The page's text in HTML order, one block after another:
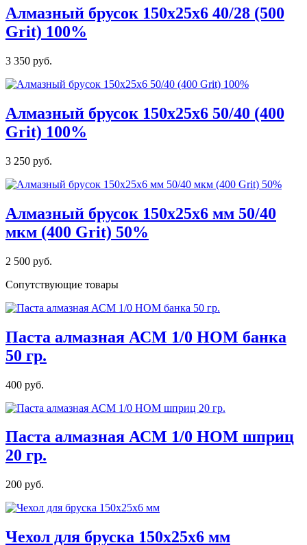
Алмазный брусок 150х25х6 40/28 (500
Grit) 100%
3 350 руб.
Алмазный брусок 150х25х6 50/40 (400
Grit) 100%
3 250 руб.
Алмазный брусок 150х25х6 мм 50/40
мкм (400 Grit) 50%
2 500 руб.
Сопутствующие товары
Паста алмазная АСМ 1/0 НОМ банка
50 гр.
400 руб.
Паста алмазная АСМ 1/0 НОМ шприц
20 гр.
200 руб.
Чехол для бруска 150х25х6 мм